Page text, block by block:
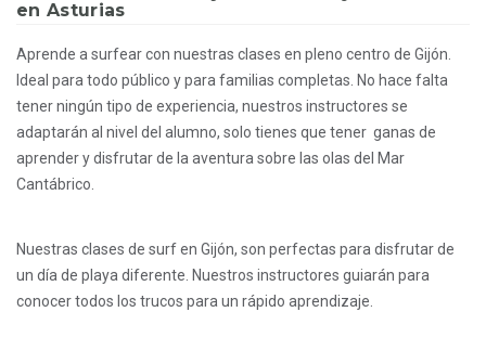
en Asturias
Aprende a surfear con nuestras clases en pleno centro de Gijón.
Ideal para todo público y para familias completas. No hace falta
tener ningún tipo de experiencia, nuestros instructores se
adaptarán al nivel del alumno, solo tienes que tener ganas de
aprender y disfrutar de la aventura sobre las olas del Mar
Cantábrico.
Nuestras clases de surf en Gijón, son perfectas para disfrutar de
un día de playa diferente. Nuestros instructores guiarán para
conocer todos los trucos para un rápido aprendizaje.